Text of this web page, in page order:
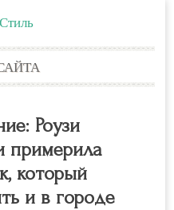
Роузи
примерила
который
и в городе